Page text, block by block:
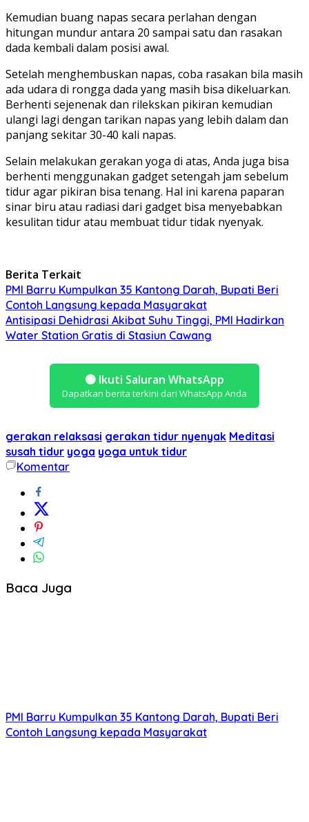
Kemudian buang napas secara perlahan dengan
hitungan mundur antara 20 sampai satu dan rasakan
dada kembali dalam posisi awal.
Setelah menghembuskan napas, coba rasakan bila masih
ada udara di rongga dada yang masih bisa dikeluarkan.
Berhenti sejenenak dan rilekskan pikiran kemudian
ulangi lagi dengan tarikan napas yang lebih dalam dan
panjang sekitar 30-40 kali napas.
Selain melakukan gerakan yoga di atas, Anda juga bisa
berhenti menggunakan gadget setengah jam sebelum
tidur agar pikiran bisa tenang. Hal ini karena paparan
sinar biru atau radiasi dari gadget bisa menyebabkan
kesulitan tidur atau membuat tidur tidak nyenyak.
Berita Terkait
PMI Barru Kumpulkan 35 Kantong Darah, Bupati Beri
Contoh Langsung kepada Masyarakat
Antisipasi Dehidrasi Akibat Suhu Tinggi, PMI Hadirkan
Water Station Gratis di Stasiun Cawang
🟢 Ikuti Saluran WhatsApp
Dapatkan berita terkini dari WhatsApp Anda
gerakan relaksasi gerakan tidur nyenyak Meditasi
susah tidur yoga yoga untuk tidur
Komentar
Baca Juga
PMI Barru Kumpulkan 35 Kantong Darah, Bupati Beri
Contoh Langsung kepada Masyarakat